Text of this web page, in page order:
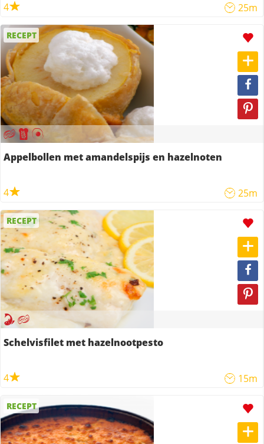
4 25m
RECEPT
Appelbollen met amandelspijs en hazelnoten
4 25m
RECEPT
Schelvisfilet met hazelnootpesto
4 15m
RECEPT